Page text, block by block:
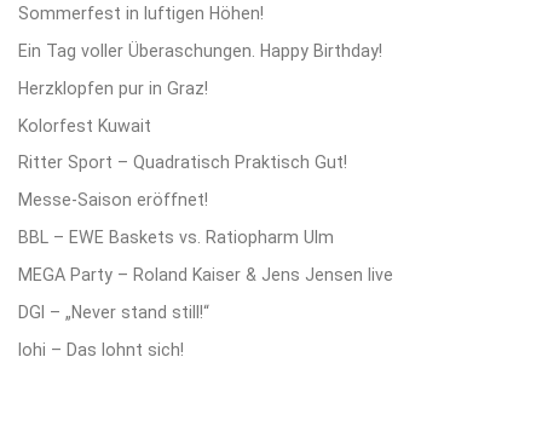
Sommerfest in luftigen Höhen!
Ein Tag voller Überaschungen. Happy Birthday!
Herzklopfen pur in Graz!
Kolorfest Kuwait
Ritter Sport – Quadratisch Praktisch Gut!
Messe-Saison eröffnet!
BBL – EWE Baskets vs. Ratiopharm Ulm
MEGA Party – Roland Kaiser & Jens Jensen live
DGI – „Never stand still!“
lohi – Das lohnt sich!